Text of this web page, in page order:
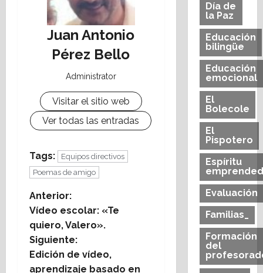
Juan Antonio
Pérez Bello
Administrator
Visitar el sitio web
Ver todas las entradas
Tags:
Equipos directivos
Poemas de amigo
N
a
v
Anterior:
Vídeo escolar: «Te
quiero, Valero».
Siguiente:
Edición de vídeo,
aprendizaje basado en
Día de
la Paz
Educación
bilingüe
Educación
emocional
El
Bolecole
El
Pispotero
Espíritu
Evaluación
Familias_
Formación
del